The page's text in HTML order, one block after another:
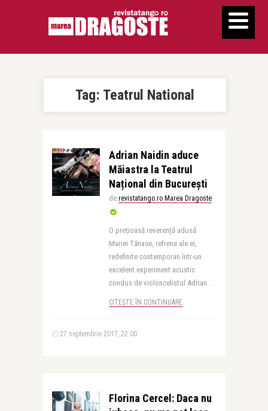
Tag: Teatrul National
Adrian Naidin aduce
Măiastra la Teatrul
Național din București
de revistatango.ro Marea Dragoste
O prețioasă reverență adusă
Mariei Tănase, refrene ale ei,
redefinite contemporan într-un
excelent experiment acustic
condus de violoncelistul Adrian ..
CITEȘTE ÎN CONTINUARE
27 septembrie 2017, 22:00
Florina Cercel: Daca nu